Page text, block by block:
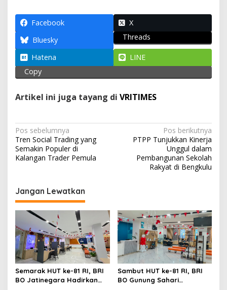
at
s
A
p
p
e
b
o
o
k
e
a
m
ittai
l
ar
e
Facebook
X
Bluesky
Threads
Hatena
LINE
Copy
Artikel ini juga tayang di VRITIMES
N
a
v
g
a
i
p
o
s
Pos sebelumnya
Tren Social Trading yang
Semakin Populer di
Kalangan Trader Pemula
Pos berikutnya
PTPP Tunjukkan Kinerja
Unggul dalam
Pembangunan Sekolah
Rakyat di Bengkulu
Jangan Lewatkan
Semarak HUT ke-81 RI, BRI
BO Jatinegara Hadirkan
Sambut HUT ke-81 RI, BRI
BO Gunung Sahari